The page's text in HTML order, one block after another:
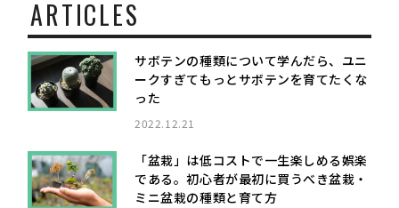
ARTICLES
サボテンの種類について学んだら、ユニ
ークすぎてもっとサボテンを育てたくな
った
2022.12.21
「盆栽」は低コストで一生楽しめる娯楽
である。初心者が最初に買うべき盆栽・
ミニ盆栽の種類と育て方